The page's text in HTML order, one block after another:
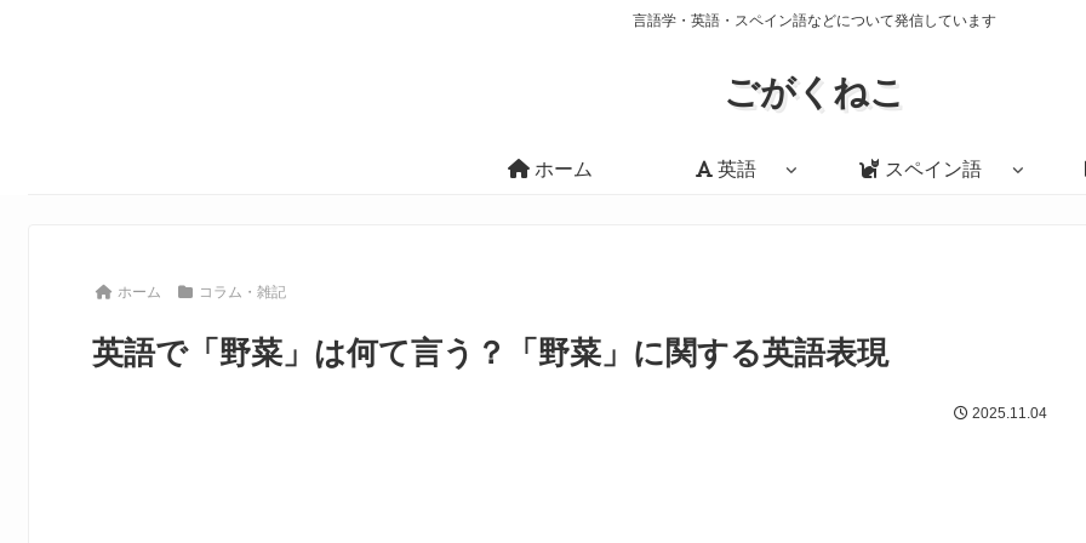
言語学・英語・スペイン語などについて発信しています
ごがくねこ
ホーム 英語 スペイン語
ホーム コラム・雑記
英語で「野菜」は何て言う？「野菜」に関する英語表現
2025.11.04